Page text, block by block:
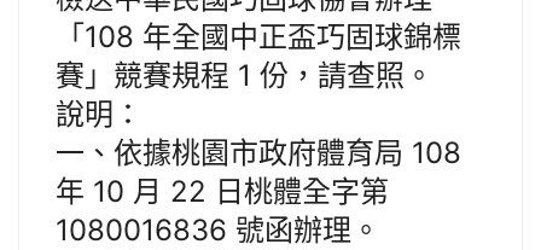
「108 年全國中正盃巧固球錦標
賽」競賽規程 1 份，請查照。
說明：
一、依據桃園市政府體育局 108
年 10 月 22 日桃體全字第
1080016836 號函辦理。